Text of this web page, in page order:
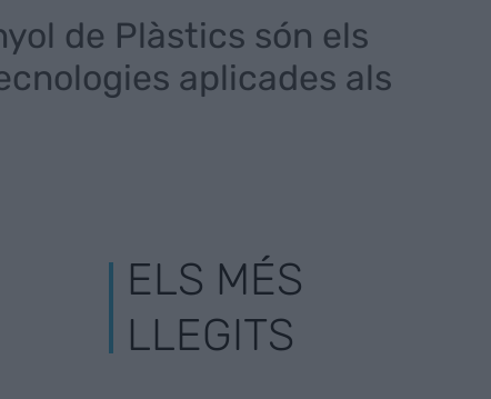
de Plàstics són els
aplicades als
ELS MÉS
LLEGITS